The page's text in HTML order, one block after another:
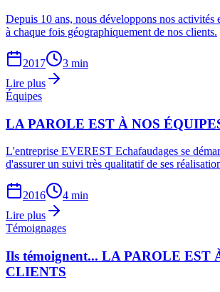
Depuis 10 ans, nous développons nos activités
à chaque fois géographiquement de nos clients.
2017
3 min
Lire plus
Équipes
LA PAROLE EST À NOS
L'entreprise EVEREST Echafaudages se
d'assurer un suivi très qualitatif de ses
2016
4 min
Lire plus
Témoignages
Ils témoignent... LA PAROLE EST
CLIENTS